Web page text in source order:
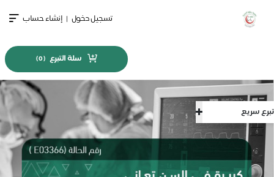
تبرع سريع
تسجيل دخول | إنشاء حساب
سلة التبرع (
0
)